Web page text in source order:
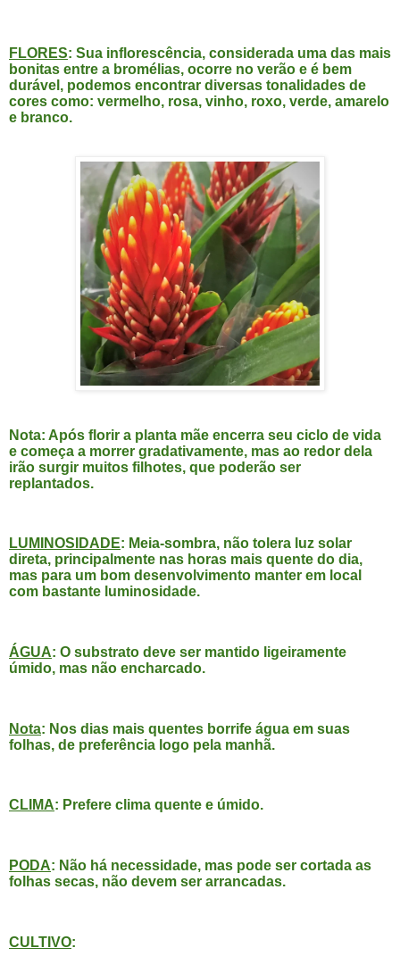
FLORES: Sua inflorescência, considerada uma das mais
bonitas entre a bromélias, ocorre no verão e é bem
durável, podemos encontrar diversas tonalidades de
cores como: vermelho, rosa, vinho, roxo, verde, amarelo
e branco.
Nota: Após florir a planta mãe encerra seu ciclo de vida
e começa a morrer gradativamente, mas ao redor dela
irão surgir muitos filhotes, que poderão ser
replantados.
LUMINOSIDADE: Meia-sombra, não tolera luz solar
direta, principalmente nas horas mais quente do dia,
mas para um bom desenvolvimento manter em local
com bastante luminosidade.
ÁGUA: O substrato deve ser mantido ligeiramente
úmido, mas não encharcado.
Nota: Nos dias mais quentes borrife água em suas
folhas, de preferência logo pela manhã.
CLIMA: Prefere clima quente e úmido.
PODA: Não há necessidade, mas pode ser cortada as
folhas secas, não devem ser arrancadas.
CULTIVO: